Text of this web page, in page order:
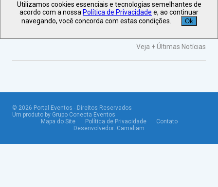
ABIH-SP orienta setor hoteleiro sobre
tributação e precificação
Veja +Últimas Notícias
© 2026 Portal Eventos - Direitos Reservados
Um produto by Grupo Conecta Eventos
Mapa do Site
Política de Privacidade
Contato
Desenvolvedor: Camaliam
Utilizamos cookies essenciais e tecnologias semelhantes de
acordo com a nossa Política de Privacidade e, ao continuar
navegando, você concorda com estas condições.
Ok